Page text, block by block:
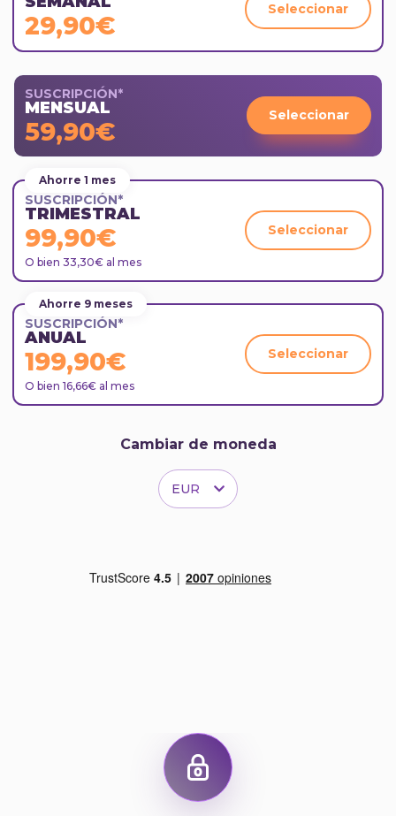
29,90€
Seleccionar
SUSCRIPCIÓN*
MENSUAL
59,90€
Seleccionar
Ahorre 1 mes
SUSCRIPCIÓN*
TRIMESTRAL
99,90€
O bien 33,30€ al mes
Seleccionar
Ahorre 9 meses
SUSCRIPCIÓN*
ANUAL
199,90€
O bien 16,66€ al mes
Seleccionar
Cambiar de moneda
EUR